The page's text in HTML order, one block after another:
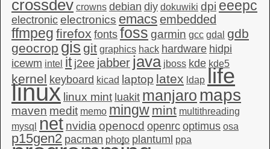
crossdev crowns debian diy dokuwiki dpi eeepc
electronic electronics emacsembedded
ffmpeg firefox fonts foss garmin gcc gdal gdb
geocrop gis git graphics hack hardware hidpi
icewm intel it j2ee jabber java jboss kde kde5
kernel keyboard kicad laptop latex ldap life
linux linux mint luakit manjaro maps
maven medit memo mingw mint multithreading
mysql
net nvidia openocd openrc optimus osa
p15gen2 pacman photo plantuml ppa